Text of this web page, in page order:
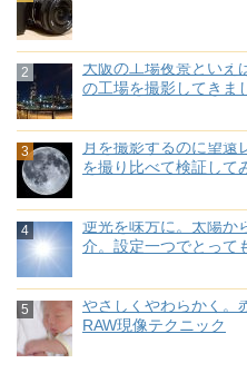
大阪の工場夜景といえ
の工場を撮影してきま
月を撮影するのに望遠
を撮り比べて検証して
逆光を味方に。太陽か
介。設定一つでとって
やさしくやわらかく。
RAW現像テクニック